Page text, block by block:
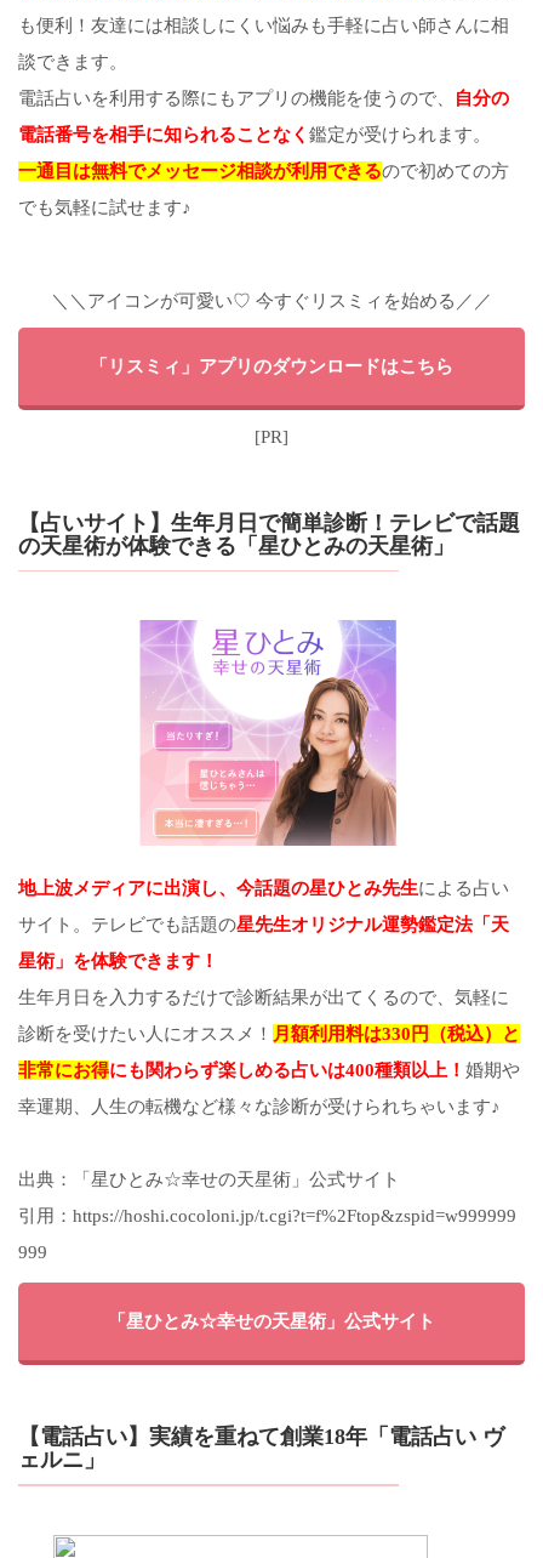
も便利！友達には相談しにくい悩みも手軽に占い師さんに相
談できます。
電話占いを利用する際にもアプリの機能を使うので、
自分の
電話番号を相手に知られることなく 鑑定が受けられます。
一通目は無料でメッセージ相談が利用できるので初めての方
でも気軽に試せます♪
＼＼アイコンが可愛い♡ 今すぐリスミィを始める／／
「リスミィ」アプリのダウンロードはこちら
[PR]
【占いサイト】生年月日で簡単診断！テレビで話題
の天星術が体験できる「星ひとみの天星術」
地上波メディアに出演し、今話題の星ひとみ先生による占い
サイト。テレビでも話題の星先生オリジナル運勢鑑定法「天
星術」を体験できます！
生年月日を入力するだけで診断結果が出てくるので、気軽に
診断を受けたい人にオススメ！ 月額利用料は330円（税込）と
非常にお得にも関わらず楽しめる占いは400種類以上！ 婚期や
幸運期、人生の転機など様々な診断が受けられちゃいます♪
出典：「星ひとみ☆幸せの天星術」公式サイト
引用：https://hoshi.cocoloni.jp/t.cgi?t=f%2Ftop&zspid=w999999
999
「星ひとみ☆幸せの天星術」公式サイト
【電話占い】実績を重ねて創業18年「電話占い ヴ
ェルニ」